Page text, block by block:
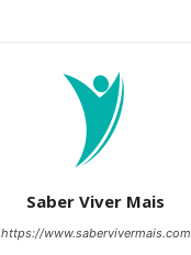
Saber Viver Mais
https://www.sabervivermais.com